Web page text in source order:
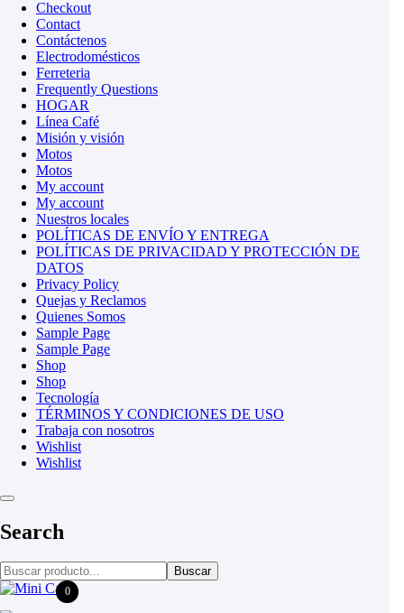
Checkout
Contact
Contáctenos
Electrodomésticos
Ferreteria
Frequently Questions
HOGAR
Línea Café
Misión y visión
Motos
Motos
My account
My account
Nuestros locales
POLÍTICAS DE ENVÍO Y ENTREGA
POLÍTICAS DE PRIVACIDAD Y PROTECCIÓN DE
DATOS
Privacy Policy
Quejas y Reclamos
Quienes Somos
Sample Page
Sample Page
Shop
Shop
Tecnología
TÉRMINOS Y CONDICIONES DE USO
Trabaja con nosotros
Wishlist
Wishlist
Search
Buscar
0